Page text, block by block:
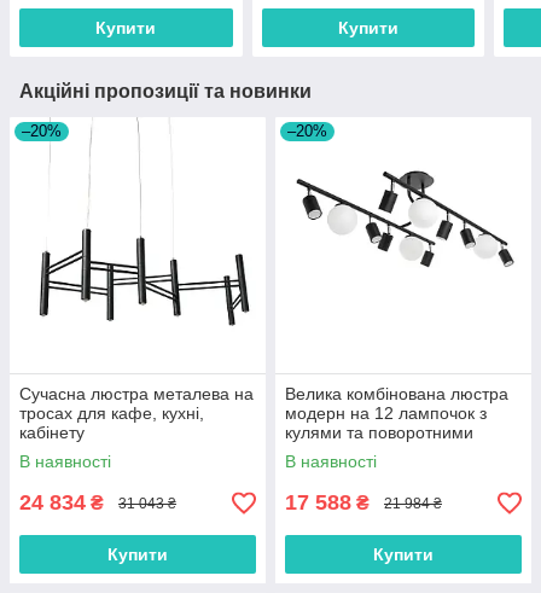
Купити Купити
Акційні пропозиції та новинки
–20%
Сучасна люстра металева на
тросах для кафе, кухні,
кабінету
В наявності
24 834 ₴ 31 043 ₴
Купити
–20%
Велика комбінована люстра
модерн на 12 лампочок з
кулями та поворотними
тубусами
В наявності
17 588 ₴ 21 984 ₴
Купити